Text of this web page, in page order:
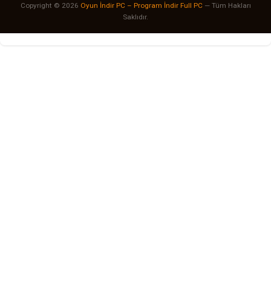
Copyright © 2026 Oyun İndir PC – Program İndir Full PC — Tüm Hakları
Saklıdır.